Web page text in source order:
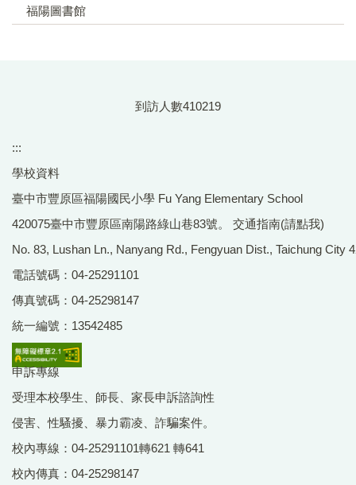
福陽圖書館
到訪人數410219
:::
學校資料
臺中市豐原區福陽國民小學 Fu Yang Elementary School
420075臺中市豐原區南陽路綠山巷83號。 交通指南(請點我)
No. 83, Lushan Ln., Nanyang Rd., Fengyuan Dist., Taichung City
電話號碼：04-25291101
傳真號碼：04-25298147
統一編號：13542485
申訴專線
受理本校學生、師長、家長申訴諮詢性
侵害、性騷擾、暴力霸凌、詐騙案件。
校內專線：04-25291101轉621 轉641
校內傳真：04-25298147